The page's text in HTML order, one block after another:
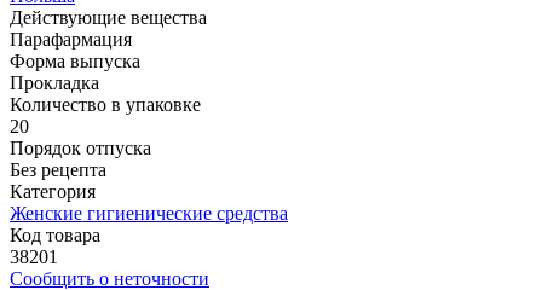
Действующие вещества
Парафармация
Форма выпуска
Прокладка
Количество в упаковке
20
Порядок отпуска
Без рецепта
Категория
Женские гигиенические средства
Код товара
38201
Сообщить о неточности